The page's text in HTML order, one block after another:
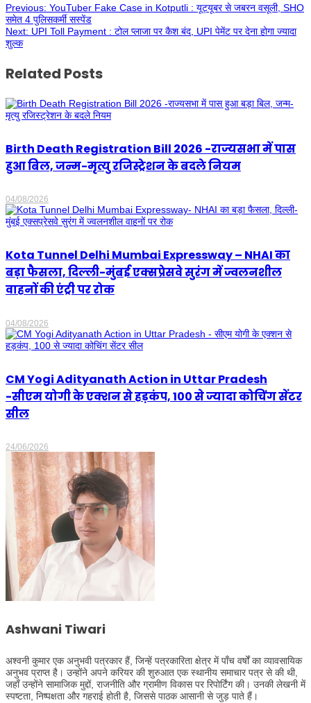
Previous: YouTuber Fake Case in Kotputli : यूट्यूबर से जबरन वसूली, SHO
समेत 4 पुलिसकर्मी सस्पेंड
Next: UPI Toll Payment : टोल प्लाजा पर कैश बंद, UPI पेमेंट पर देना होगा ज्यादा
शुल्क
Related Posts
Birth Death Registration Bill 2026 -राज्यसभा में पास
हुआ बिल, जन्म-मृत्यु रजिस्ट्रेशन के बदले नियम
04/08/2026
Kota Tunnel Delhi Mumbai Expressway – NHAI का
बड़ा फैसला, दिल्ली-मुंबई एक्सप्रेसवे सुरंग में ज्वलनशील
वाहनों की एंट्री पर रोक
04/08/2026
CM Yogi Adityanath Action in Uttar Pradesh
-सीएम योगी के एक्शन से हड़कंप, 100 से ज्यादा कोचिंग सेंटर
सील
24/06/2026
Ashwani Tiwari
अश्वनी कुमार एक अनुभवी पत्रकार हैं, जिन्हें पत्रकारिता क्षेत्र में पाँच वर्षों का व्यावसायिक
अनुभव प्राप्त है। उन्होंने अपने करियर की शुरुआत एक स्थानीय समाचार पत्र से की थी,
जहाँ उन्होंने सामाजिक मुद्दों, राजनीति और ग्रामीण विकास पर रिपोर्टिंग की। उनकी लेखनी में
स्पष्टता, निष्पक्षता और गहराई होती है, जिससे पाठक आसानी से जुड़ पाते हैं।